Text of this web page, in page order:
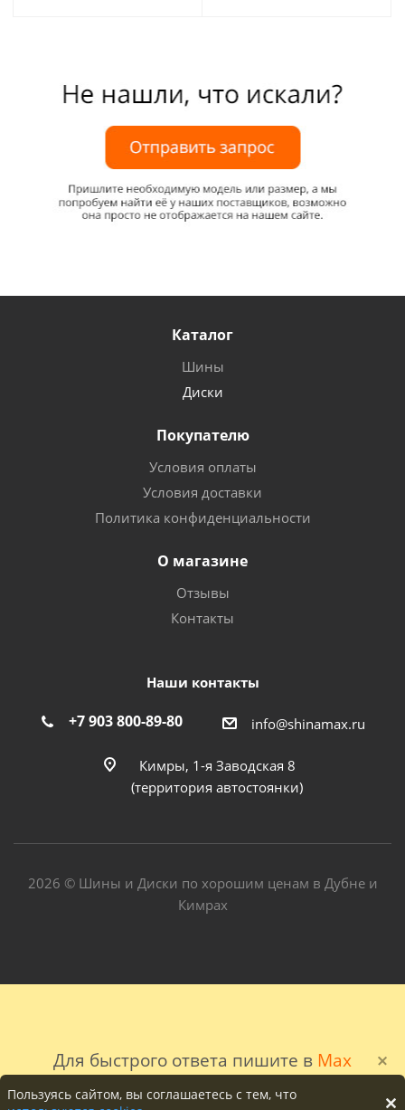
Для быстрого ответа пишите в Max
Каталог
Шины
Диски
Покупателю
Условия оплаты
Условия доставки
Политика конфиденциальности
О магазине
Отзывы
Контакты
Наши контакты
+7 903 800-89-80 info@shinamax.ru
Кимры, 1-я Заводская 8
(территория автостоянки)
2026 © Шины и Диски по хорошим ценам в Дубне и
Кимрах
Пользуясь сайтом, вы соглашаетесь с тем, что